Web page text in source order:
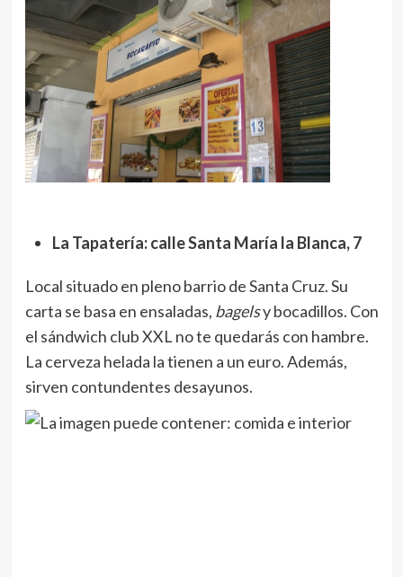
La Tapatería: calle Santa María la Blanca, 7
Local situado en pleno barrio de Santa Cruz. Su
carta se basa en ensaladas, bagelsy bocadillos. Con
el sándwich club XXL no te quedarás con hambre.
La cerveza helada la tienen a un euro. Además,
sirven contundentes desayunos.